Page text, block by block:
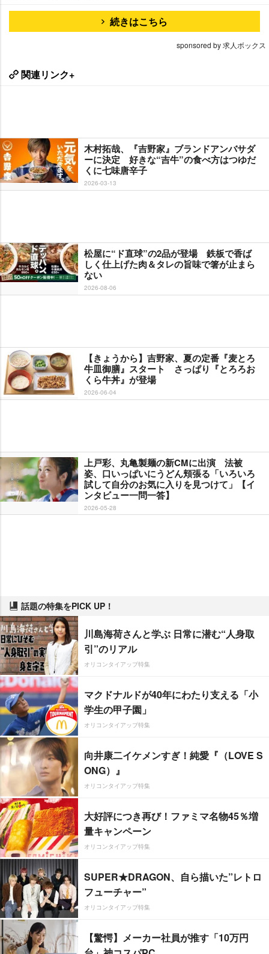
続きはこちら
sponsored by 求人ボックス
関連リンク+
木村拓哉、『吉野家』ブランドアンバサダ
ーに決定 好きな“吉牛”の食べ方はつゆだ
くに七味唐辛子
2026-03-13
松屋に“ド直球”の2品が登場 鉄板で香ば
しく仕上げた肉＆タレの旨味で箸が止まら
ない
2026-08-06
【きょうから】吉野家、夏の定番『麦とろ
牛皿御膳』スタート さっぱり『とろろお
くら牛丼』が登場
2026-06-04
上戸彩、丸亀製麺の新CMに出演 法被
姿、口いっぱいにうどん頬張る「いろいろ
試して自分のお気に入りを見つけて」【イ
ンタビュー一問一答】
2026-05-28
話題の特集をPICK UP！
川島海荷さんと学ぶ 日常に潜む“人身取
引”のリアル
オリコンタイアップ特集
マクドナルドが40年にわたり支える「小
学生の甲子園」
オリコンタイアップ特集
向井康二イケメンすぎ！純愛『（LOVE S
ONG）』
オリコンタイアップ特集
大好評につき再び！ファミマ名物45％増
量キャンペーン
オリコンタイアップ特集
SUPER★DRAGON、自ら描いた”レトロ
フューチャー”
オリコンタイアップ特集
【驚愕】メーカー社員が推す「10万円